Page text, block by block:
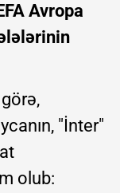
Avropa
"İnter"
olub: